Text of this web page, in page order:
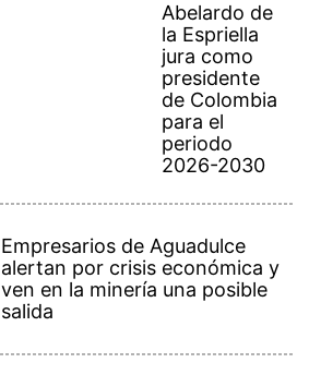
Abelardo de
la Espriella
jura como
presidente
de Colombia
para el
periodo
2026-2030
Empresarios de Aguadulce
alertan por crisis económica y
ven en la minería una posible
salida